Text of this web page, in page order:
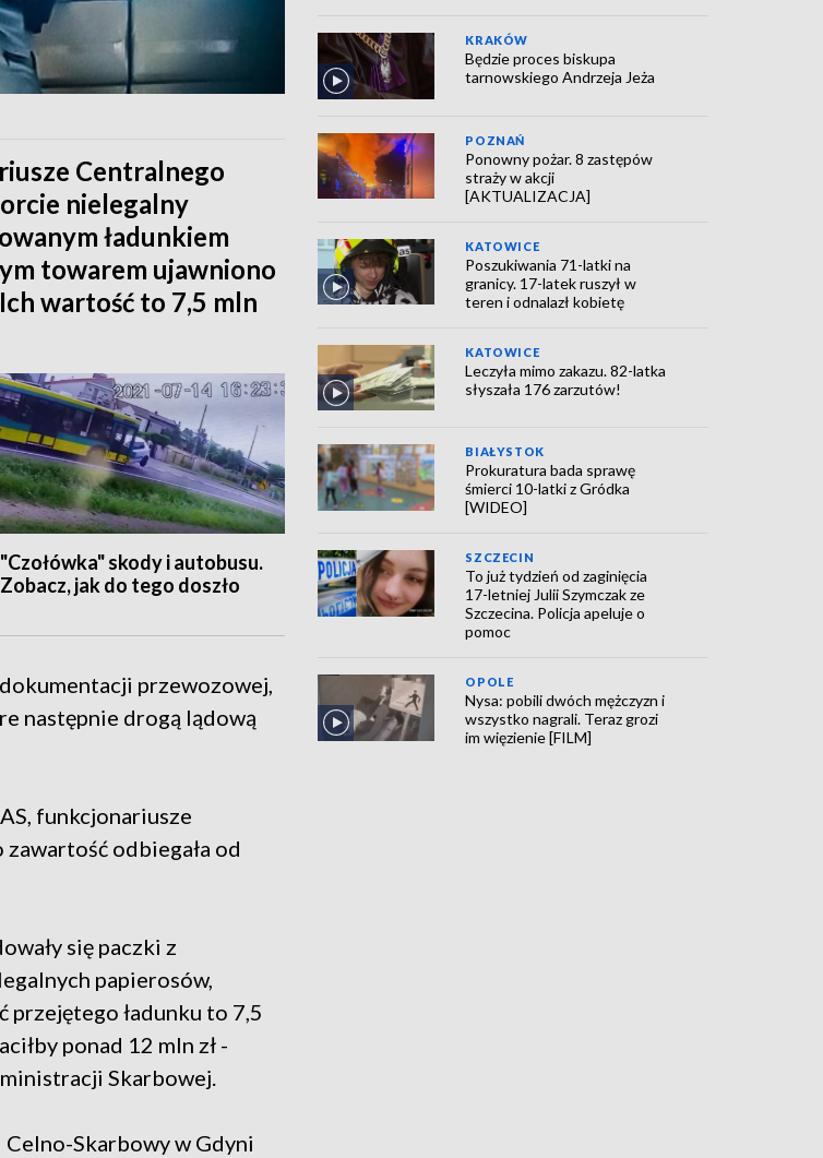
Centralnego
nielegalny
ładunkiem
towarem ujawniono
wartość to 7,5 mln
"Czołówka" skody i autobusu.
Zobacz, jak do tego doszło
przewozowej,
następnie drogą lądową
funkcjonariusze
odbiegała od
się paczki z
papierosów,
ładunku to 7,5
ponad 12 mln zł -
Skarbowej.
Skarbowy w Gdyni
KRAKÓW
Będzie proces biskupa
tarnowskiego Andrzeja Jeża
POZNAŃ
Ponowny pożar. 8 zastępów
straży w akcji
[AKTUALIZACJA]
KATOWICE
Poszukiwania 71-latki na
granicy. 17-latek ruszył w
teren i odnalazł kobietę
KATOWICE
Leczyła mimo zakazu. 82-latka
słyszała 176 zarzutów!
BIAŁYSTOK
Prokuratura bada sprawę
śmierci 10-latki z Gródka
[WIDEO]
SZCZECIN
To już tydzień od zaginięcia
17-letniej Julii Szymczak ze
Szczecina. Policja apeluje o
pomoc
OPOLE
Nysa: pobili dwóch mężczyzn i
wszystko nagrali. Teraz grozi
im więzienie [FILM]